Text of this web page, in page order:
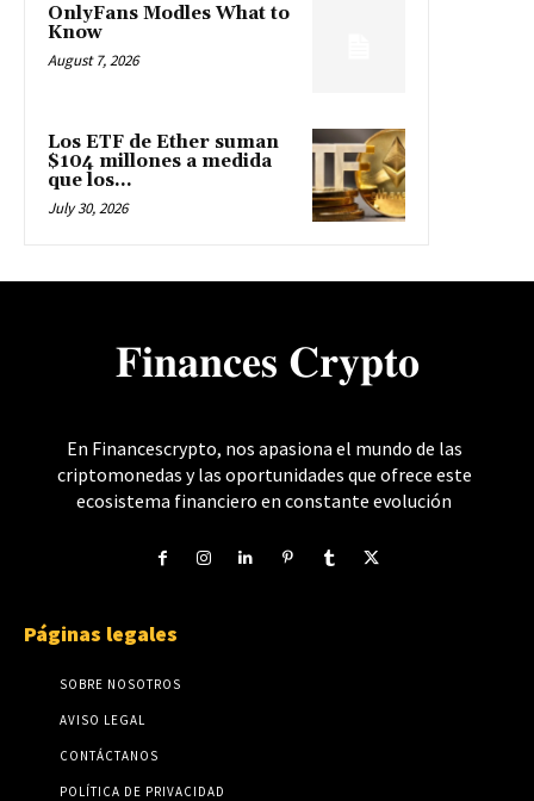
OnlyFans Modles What to
Know
August 7, 2026
Los ETF de Ether suman
$104 millones a medida
que los...
July 30, 2026
𝐅𝐢𝐧𝐚𝐧𝐜𝐞𝐬 𝐂𝐫𝐲𝐩𝐭𝐨
En Financescrypto, nos apasiona el mundo de las
criptomonedas y las oportunidades que ofrece este
ecosistema financiero en constante evolución
Páginas legales
SOBRE NOSOTROS
AVISO LEGAL
CONTÁCTANOS
POLÍTICA DE PRIVACIDAD